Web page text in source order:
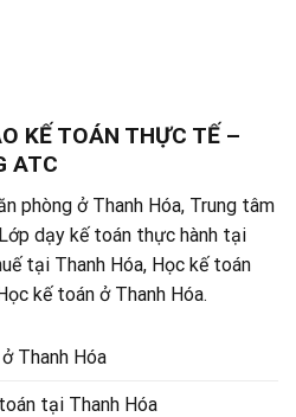
KẾ TOÁN THỰC TẾ –
ATC
phòng ở Thanh Hóa, Trung tâm
dạy kế toán thực hành tại
tại Thanh Hóa, Học kế toán
kế toán ở Thanh Hóa.
Thanh Hóa
tại Thanh Hóa